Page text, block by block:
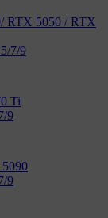
RTX 5050 / RTX
7/9
Ti
9
9